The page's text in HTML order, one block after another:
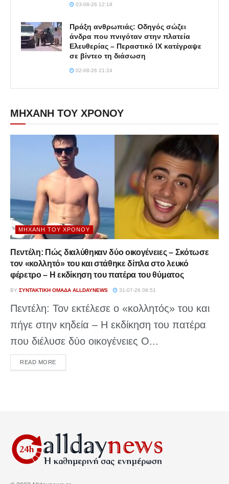
03-08-26 12:18
Πράξη ανθρωπιάς: Οδηγός σώζει
άνδρα που πνιγόταν στην πλατεία
Ελευθερίας – Περαστικό ΙΧ κατέγραψε
σε βίντεο τη διάσωση
02-08-26 21:24
ΜΗΧΑΝΗ ΤΟΥ ΧΡΟΝΟΥ
ΜΗΧΑΝΉ ΤΟΥ ΧΡΌΝΟΥ
Πεντέλη: Πώς διαλύθηκαν δύο οικογένειες – Σκότωσε
τον «κολλητό» του και στάθηκε δίπλα στο λευκό
φέρετρο – Η εκδίκηση του πατέρα του θύματος
BY ΣΥΝΤΑΚΤΙΚΉ ΟΜΆΔΑ ALLDAYNEWS 31-07-26 08:51
Πεντέλη: Τον εκτέλεσε ο «κολλητός» του και
πήγε στην κηδεία – Η εκδίκηση του πατέρα
που διέλυσε δύο οικογένειες Ο...
READ MOREDETAILS